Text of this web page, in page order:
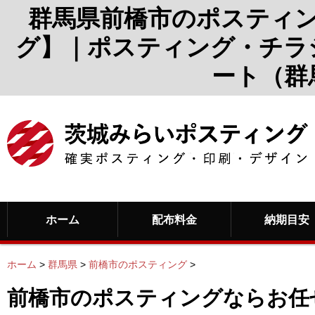
群馬県前橋市のポスティ
グ】｜ポスティング・チ
ート（
ホーム 配布料金 納期目安
ホーム > 群馬県 > 前橋市のポスティング >
前橋市のポスティングならお